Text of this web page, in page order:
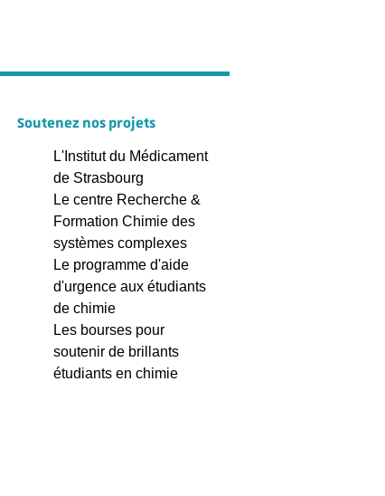
Soutenez nos projets
L'Institut du Médicament
de Strasbourg
Le centre Recherche &
Formation Chimie des
systèmes complexes
Le programme d'aide
d'urgence aux étudiants
de chimie
Les bourses pour
soutenir de brillants
étudiants en chimie